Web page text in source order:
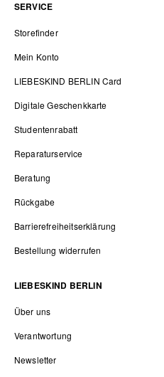
SERVICE
Storefinder
Mein Konto
LIEBESKIND BERLIN Card
Digitale Geschenkkarte
Studentenrabatt
Reparaturservice
Beratung
Rückgabe
Barrierefreiheitserklärung
Bestellung widerrufen
LIEBESKIND BERLIN
Über uns
Verantwortung
Newsletter